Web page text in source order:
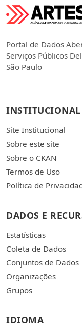
Portal de Dados
Serviços Públicos
São Paulo
INSTITUCIONAL
Site Institucional
Sobre este site
Sobre o CKAN
Termos de Uso
Política de
DADOS E
Estatísticas
Coleta de Dados
Conjuntos de Dados
Organizações
Grupos
IDIOMA